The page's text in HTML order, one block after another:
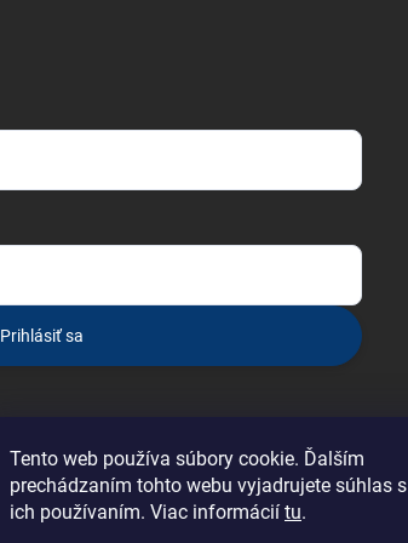
Tento web používa súbory cookie. Ďalším
prechádzaním tohto webu vyjadrujete súhlas s
ich používaním. Viac informácií tu.
Prihlásiť sa